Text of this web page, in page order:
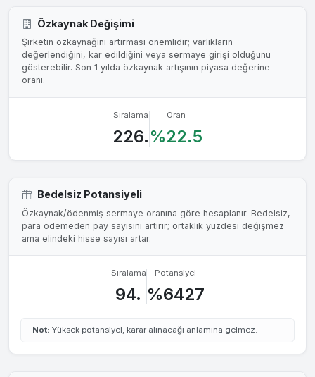
Özkaynak Değişimi
Şirketin özkaynağını artırması önemlidir; varlıkların
değerlendiğini, kar edildiğini veya sermaye girişi olduğunu
gösterebilir. Son 1 yılda özkaynak artışının piyasa değerine
oranı.
Sıralama
226.
Oran
%22.5
Bedelsiz Potansiyeli
Özkaynak/ödenmiş sermaye oranına göre hesaplanır. Bedelsiz,
para ödemeden pay sayısını artırır; ortaklık yüzdesi değişmez
ama elindeki hisse sayısı artar.
Sıralama
94.
Potansiyel
%6427
Not: Yüksek potansiyel, karar alınacağı anlamına gelmez.